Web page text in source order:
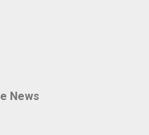
News